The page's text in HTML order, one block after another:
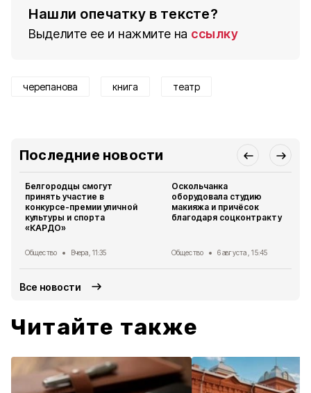
Нашли опечатку в тексте?
Выделите ее и нажмите на ссылку
черепанова книга театр
Последние новости
Белгородцы смогут
принять участие в
конкурсе-премии уличной
культуры и спорта
«КАРДО»
Общество Вчера, 11:35
Оскольчанка
оборудовала студию
макияжа и причёсок
благодаря соцконтракту
Общество 6 августа , 15:45
Все новости
Читайте также